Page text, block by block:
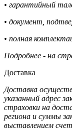
• гарантийный
• документ,
• полная
Подробнее - на
Доставка
Доставка
указанный адрес
страховки на
региона и суммы
выставлением